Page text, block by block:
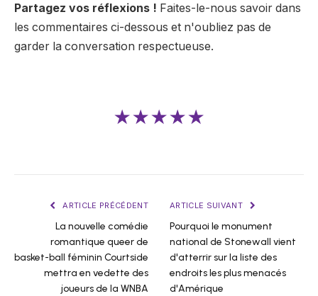
Partagez vos réflexions ! Faites-le-nous savoir dans
les commentaires ci-dessous et n'oubliez pas de
garder la conversation respectueuse.
★★★★★
ARTICLE PRÉCÉDENT
La nouvelle comédie
romantique queer de
basket-ball féminin Courtside
mettra en vedette des
joueurs de la WNBA
ARTICLE SUIVANT
Pourquoi le monument
national de Stonewall vient
d'atterrir sur la liste des
endroits les plus menacés
d'Amérique